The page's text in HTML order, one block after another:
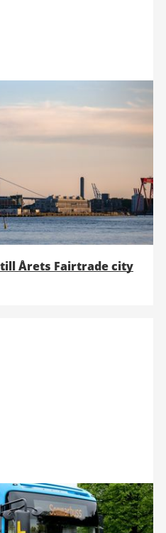
Årets Fairtrade city